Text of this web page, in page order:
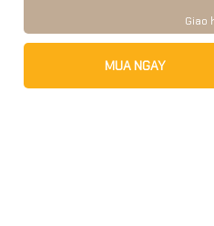
Giao
MUA NGAY
VGA đực sang Cổng HDMI Cái
bạn kết nối PC, Laptop, và
với các thiết bị trình chiếu
nối âm thanh. Giải pháp